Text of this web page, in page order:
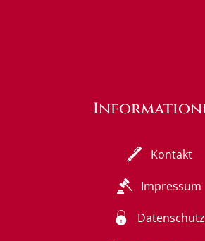
Kontakt
Impressum
Datenschutz